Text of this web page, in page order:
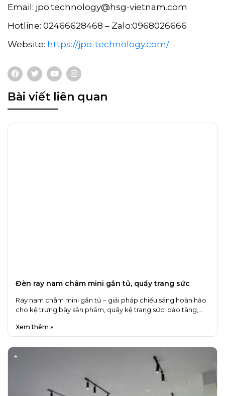
Email: jpo.technology@hsg-vietnam.com
Hotline: 02466628468 – Zalo:0968026666
Website: https://jpo-technology.com/
Bài viết liên quan
Đèn ray nam châm mini gắn tủ, quầy trang sức
Ray nam châm mini gắn tủ – giải pháp chiếu sáng hoàn hảo
cho kệ trưng bày sản phẩm, quầy kệ trang sức, bảo tàng,…
Xem thêm »